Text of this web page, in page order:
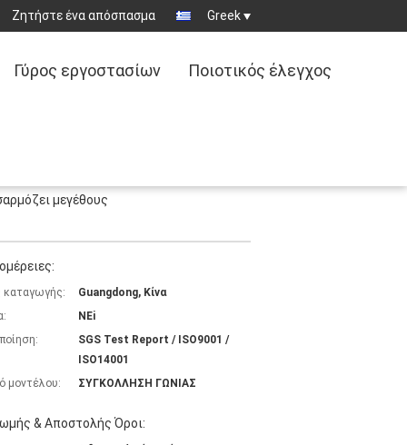
Ζητήστε ένα απόσπασμα Greek
Γύρος εργοστασίων Ποιοτικός έλεγχος
μεγέθους
καταγωγής:
Guangdong, Κίνα
NEi
SGS Test Report / ISO9001 /
ISO14001
μοντέλου:
ΣΥΓΚΟΛΛΗΣΗ ΓΩΝΙΑΣ
& Αποστολής Όροι: